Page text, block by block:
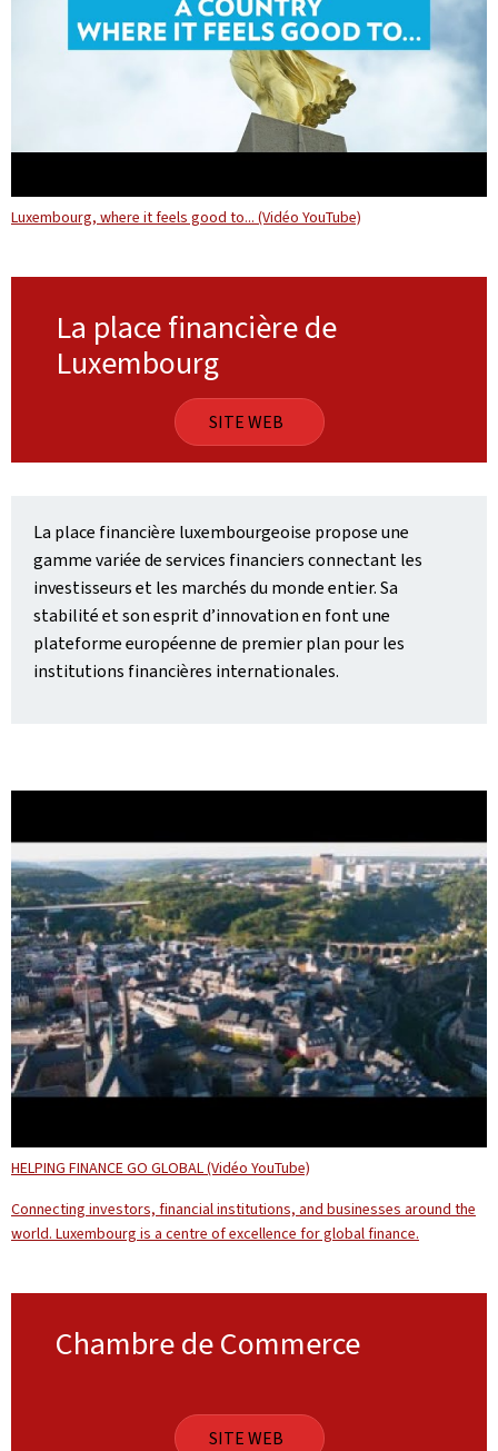
Luxembourg, where it feels good to... (Vidéo YouTube)
La place financière de
Luxembourg
SITE WEB
La place financière luxembourgeoise propose une
gamme variée de services financiers connectant les
investisseurs et les marchés du monde entier. Sa
stabilité et son esprit d’innovation en font une
plateforme européenne de premier plan pour les
institutions financières internationales.
HELPING FINANCE GO GLOBAL (Vidéo YouTube)
Connecting investors, financial institutions, and businesses around the
world. Luxembourg is a centre of excellence for global finance.
Chambre de Commerce
SITE WEB